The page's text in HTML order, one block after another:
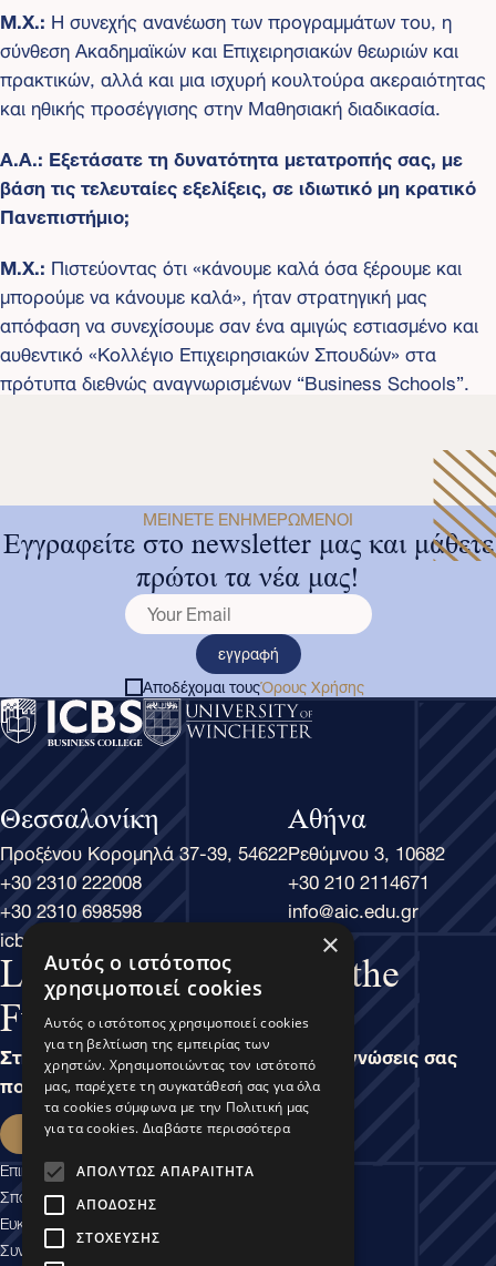
Μ.Χ.: Η συνεχής ανανέωση των προγραμμάτων του, η
σύνθεση Ακαδημαϊκών και Επιχειρησιακών θεωριών και
πρακτικών, αλλά και μια ισχυρή κουλτούρα ακεραιότητας
και ηθικής προσέγγισης στην Μαθησιακή διαδικασία.
Α.Α.: Εξετάσατε τη δυνατότητα μετατροπής σας, με
βάση τις τελευταίες εξελίξεις, σε ιδιωτικό μη κρατικό
Πανεπιστήμιο;
Μ.Χ.: Πιστεύοντας ότι «κάνουμε καλά όσα ξέρουμε και
μπορούμε να κάνουμε καλά», ήταν στρατηγική μας
απόφαση να συνεχίσουμε σαν ένα αμιγώς εστιασμένο και
αυθεντικό «Κολλέγιο Επιχειρησιακών Σπουδών» στα
πρότυπα διεθνώς αναγνωρισμένων “Business Schools”.
ΜΕΊΝΕΤΕ ΕΝΗΜΕΡΩΜΈΝΟΙ
Εγγραφείτε στο newsletter μας και μάθετε
πρώτοι τα νέα μας!
εγγραφή
Αποδέχομαι τουςΌρους Χρήσης
Θεσσαλονίκη
Προξένου Κορομηλά 37-39, 54622
+30 2310 222008
+30 2310 698598
icbs@icbs.gr
Αθήνα
Ρεθύμνου 3, 10682
+30 210 2114671
info@aic.edu.gr
Learn Business, Lead the
Future
Στην άσκηση του Μάνατζμεντ, είναι οι γνώσεις σας
που καθορίζουν τις δυνατότητές σας.
Εκδήλωση ενδιαφέροντος
Επικοινωνία
Σπουδαστικές Υπηρεσίες
Ευκαιρίες Καριέρας
Συνεργασίες Εμπιστοσύνης
×
Αυτός ο ιστότοπος
χρησιμοποιεί cookies
Αυτός ο ιστότοπος χρησιμοποιεί cookies
για τη βελτίωση της εμπειρίας των
χρηστών. Χρησιμοποιώντας τον ιστότοπό
μας, παρέχετε τη συγκατάθεσή σας για όλα
τα cookies σύμφωνα με την Πολιτική μας
για τα cookies. Διαβάστε περισσότερα
ΑΠΟΛΎΤΩΣ ΑΠΑΡΑΊΤΗΤΑ
ΑΠΌΔΟΣΗΣ
ΣΤΌΧΕΥΣΗΣ